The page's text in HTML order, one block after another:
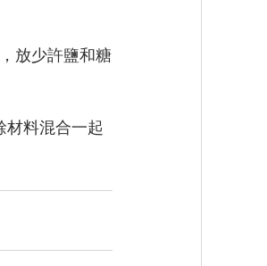
放少許鹽和糖
材料混合一起